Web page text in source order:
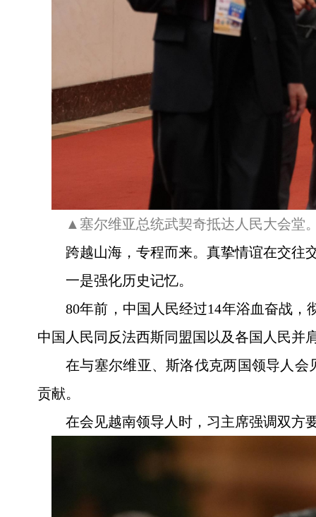
▲塞尔维亚总统武契奇抵达人民大会堂
跨越山海，专程而来。真挚情谊在交往
一是强化历史记忆。
80年前，中国人民经过14年浴血奋战
中国人民同反法西斯同盟国以及各国人民并
在与塞尔维亚、斯洛伐克两国领导人
贡献。
在会见越南领导人时，习主席强调双方